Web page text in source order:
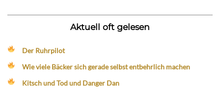
Aktuell oft gelesen
Der Ruhrpilot
Wie viele Bäcker sich gerade selbst entbehrlich machen
Kitsch und Tod und Danger Dan